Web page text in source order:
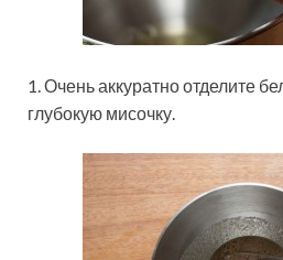
1. Очень аккуратно отделите
глубокую мисочку.